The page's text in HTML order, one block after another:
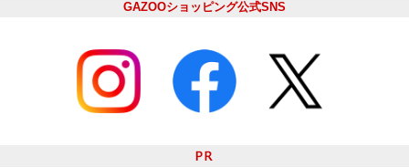
GAZOOショッピング公式SNS